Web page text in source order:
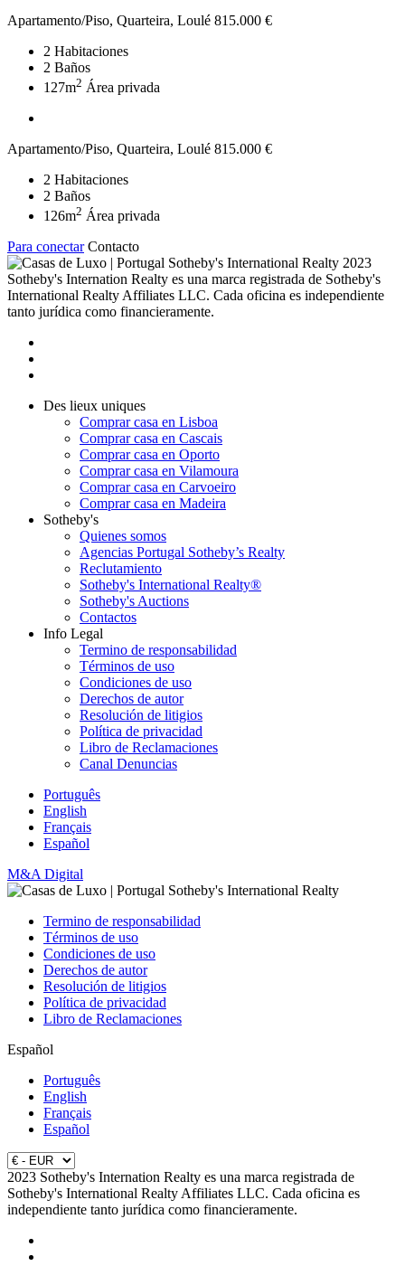
Apartamento/Piso, Quarteira, Loulé 815.000 €
2 Habitaciones
2 Baños
127m2 Área privada
Apartamento/Piso, Quarteira, Loulé 815.000 €
2 Habitaciones
2 Baños
126m2 Área privada
Para conectar Contacto
2023
Sotheby's Internation Realty es una marca registrada de Sotheby's
International Realty Affiliates LLC. Cada oficina es independiente
tanto jurídica como financieramente.
Des lieux uniques
Comprar casa en Lisboa
Comprar casa en Cascais
Comprar casa en Oporto
Comprar casa en Vilamoura
Comprar casa en Carvoeiro
Comprar casa en Madeira
Sotheby's
Quienes somos
Agencias Portugal Sotheby’s Realty
Reclutamiento
Sotheby's International Realty®
Sotheby's Auctions
Contactos
Info Legal
Termino de responsabilidad
Términos de uso
Condiciones de uso
Derechos de autor
Resolución de litigios
Política de privacidad
Libro de Reclamaciones
Canal Denuncias
Português
English
Français
Español
M&A Digital
Termino de responsabilidad
Términos de uso
Condiciones de uso
Derechos de autor
Resolución de litigios
Política de privacidad
Libro de Reclamaciones
Español
Português
English
Français
Español
2023 Sotheby's Internation Realty es una marca registrada de
Sotheby's International Realty Affiliates LLC. Cada oficina es
independiente tanto jurídica como financieramente.